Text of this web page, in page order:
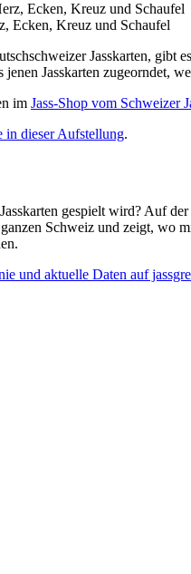
Ecken, Kreuz und Schaufel
Jasskarten, gibt
Jasskarten zugeorndet,
im Jass-Shop vom Schweizer
in dieser Aufstellung.
gespielt wird? Auf der
Schweiz und zeigt, wo
und aktuelle Daten auf